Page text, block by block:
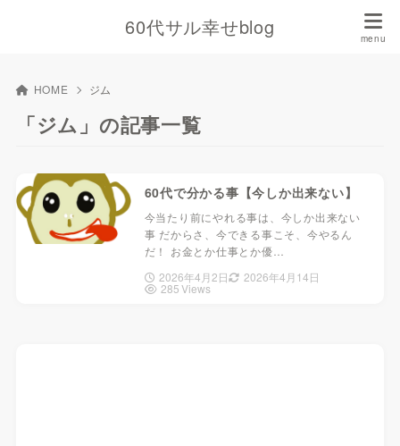
60代サル幸せblog
HOME ジム
「ジム」の記事一覧
60代で分かる事【今しか出来ない】
今当たり前にやれる事は、今しか出来ない
事 だからさ、今できる事こそ、今やるん
だ！ お金とか仕事とか優…
2026年4月2日
2026年4月14日
285 Views